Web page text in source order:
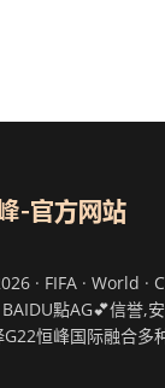
· FIFA · World ·
BAIDU點AG💕信誉,
恒峰国际融合多